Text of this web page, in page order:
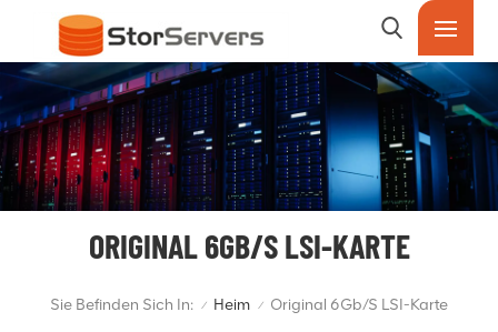
ORIGINAL 6GB/S LSI-KARTE
Sie Befinden Sich In: / Heim / Original 6Gb/s LSI-Karte